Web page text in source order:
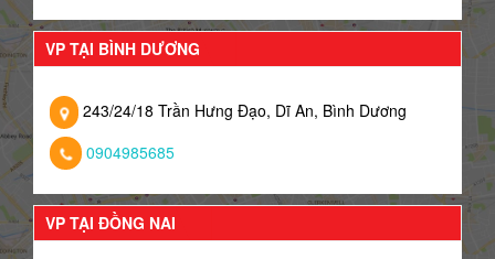
VP TẠI BÌNH DƯƠNG
243/24/18 Trần Hưng Đạo, Dĩ An, Bình Dương
0904985685
VP TẠI ĐỒNG NAI